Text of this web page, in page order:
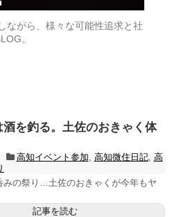
ながら、様々な可能性追求と社
。
酒を釣る。土佐のおきゃく体
高知イベント参加 高知微住日記, 高
みの祭り…土佐のおきゃくが今年もヤ
記事を読む